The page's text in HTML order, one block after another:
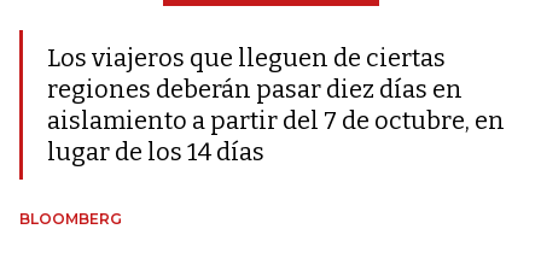
Los viajeros que lleguen de ciertas
regiones deberán pasar diez días en
aislamiento a partir del 7 de octubre, en
lugar de los 14 días
BLOOMBERG